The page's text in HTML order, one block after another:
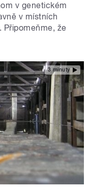
v genetickém
v místních
Připomeňme, že
3 minuty